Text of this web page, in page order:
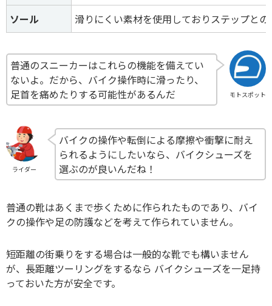
ソール
滑りにくい素材を使用しておりステップと
モトスポット
普通のスニーカーはこれらの機能を備えてい
ないよ。だから、バイク操作時に滑ったり、
足首を痛めたりする可能性があるんだ
ライダー
バイクの操作や転倒による摩擦や衝撃に耐え
られるようにしたいなら、バイクシューズを
選ぶのが良いんだね！
普通の靴はあくまで歩くために作られたものであり、バイ
クの操作や足の防護などを考えて作られていません。
短距離の街乗りをする場合は一般的な靴でも構いません
が、長距離ツーリングをするなら バイクシューズを一足持
っておいた方が安全です。